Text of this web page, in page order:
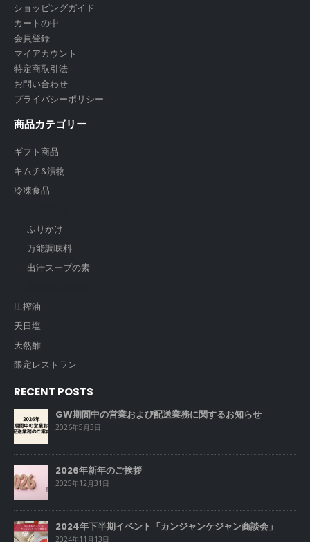
ショッピングガイド
カートの中
会員登録
マイアカウント
特定商取引法
お問い合わせ
プライバシーポリシー
商品カテゴリー
ギフト商品
キムチ&漬物
冷凍食品
ふりかけ
万能調味料
出汁スープの素
圧搾油
天日塩
天然酢
限定レストラン
RECENT POSTS
GW期間中の営業および配送業務に関するお知らせ
2026年5月3日
2026年新年のご挨拶
2025年12月31日
2024年下半期イベント「カンジャンケジャン商談会」
2024年11月13日